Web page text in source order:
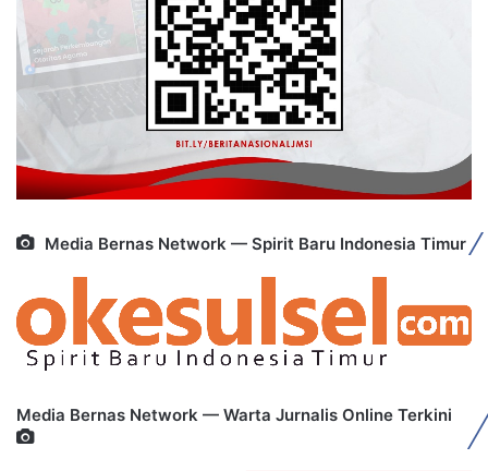
Media Bernas Network — Spirit Baru Indonesia Timur
Media Bernas Network — Warta Jurnalis Online Terkini